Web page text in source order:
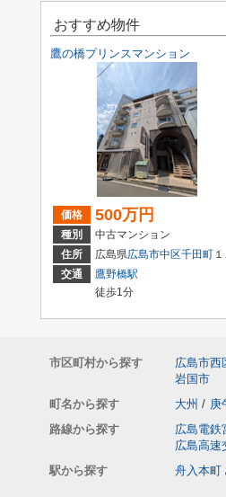
おすすめ物件
鷹の橋プリンスマンション
価格 500万円
種別
中古マンション
住所
広島県広島市中区千田町 １丁目3-9
交通
鷹野橋駅
徒歩1分
市区町村から探す 広島市西
岩国市
町名から探す
大州 / 庚
路線から探す
広島電鉄
広島高速
駅から探す
舟入本町